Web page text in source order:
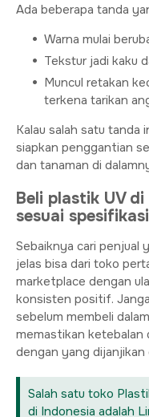
Ada beberapa tanda
Warna mulai
Tekstur jadi kaku
Muncul retakan
terkena tarikan
Kalau salah satu tanda
siapkan penggantian
dan tanaman di
Beli plastik UV
sesuai
Sebaiknya cari penjual
jelas bisa dari toko
marketplace dengan
konsisten positif.
sebelum membeli
memastikan ketebalan
dengan yang dijanjikan
Salah satu toko
di Indonesia adalah